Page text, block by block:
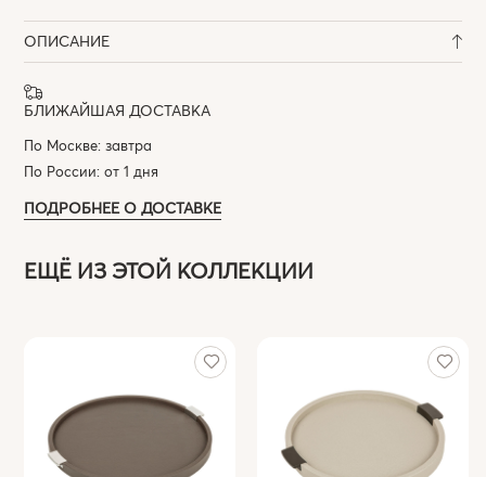
ОПИСАНИЕ
БЛИЖАЙШАЯ ДОСТАВКА
По Москве: завтра
По России: от 1 дня
ПОДРОБНЕЕ О ДОСТАВКЕ
ЕЩЁ ИЗ ЭТОЙ КОЛЛЕКЦИИ